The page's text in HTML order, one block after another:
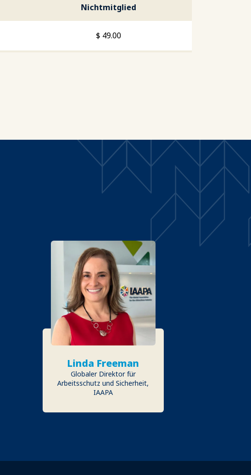
Nichtmitglied
$ 49.00
Linda Freeman
Globaler Direktor für
Arbeitsschutz und Sicherheit,
IAAPA